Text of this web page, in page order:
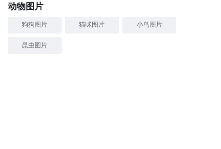
动物图片
狗狗图片 猫咪图片 小鸟图片
昆虫图片